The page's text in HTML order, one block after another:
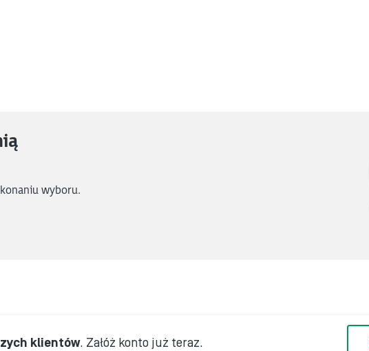
wyboru.
klientów. Załóż konto już teraz.